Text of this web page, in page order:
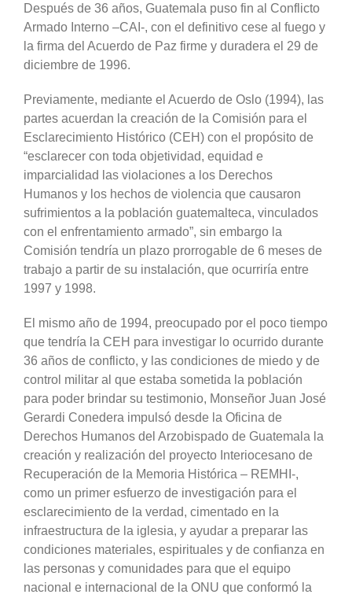
Después de 36 años, Guatemala puso fin al Conflicto
Armado Interno –CAI-, con el definitivo cese al fuego y
la firma del Acuerdo de Paz firme y duradera el 29 de
diciembre de 1996.
Previamente, mediante el Acuerdo de Oslo (1994), las
partes acuerdan la creación de la Comisión para el
Esclarecimiento Histórico (CEH) con el propósito de
“esclarecer con toda objetividad, equidad e
imparcialidad las violaciones a los Derechos
Humanos y los hechos de violencia que causaron
sufrimientos a la población guatemalteca, vinculados
con el enfrentamiento armado”, sin embargo la
Comisión tendría un plazo prorrogable de 6 meses de
trabajo a partir de su instalación, que ocurriría entre
1997 y 1998.
El mismo año de 1994, preocupado por el poco tiempo
que tendría la CEH para investigar lo ocurrido durante
36 años de conflicto, y las condiciones de miedo y de
control militar al que estaba sometida la población
para poder brindar su testimonio, Monseñor Juan José
Gerardi Conedera impulsó desde la Oficina de
Derechos Humanos del Arzobispado de Guatemala la
creación y realización del proyecto Interiocesano de
Recuperación de la Memoria Histórica – REMHI-,
como un primer esfuerzo de investigación para el
esclarecimiento de la verdad, cimentado en la
infraestructura de la iglesia, y ayudar a preparar las
condiciones materiales, espirituales y de confianza en
las personas y comunidades para que el equipo
nacional e internacional de la ONU que conformó la